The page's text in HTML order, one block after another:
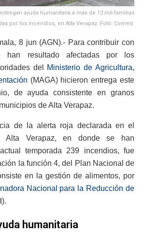
ayuda humanitaria a más de 12 mil familias
por los incendios, en Alta Verapaz. Foto: Conred.
8 jun (AGN).- Para contribuir con
han resultado afectadas por los
del Ministerio de Agricultura,
(MAGA) hicieron entrega este
de ayuda consistente en granos
de Alta Verapaz.
de la alerta roja declarada en el
Alta Verapaz, en donde se han
temporada 239 incendios, fue
la función 4, del Plan Nacional de
en la gestión de alimentos, por
Nacional para la Reducción de
humanitaria